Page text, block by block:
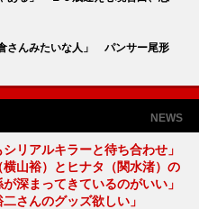
さんみたいな人」 パンサー尾形
NEWS
シリアルキラーと待ち合わせ」
横山裕）とヒナタ（関水渚）の
深まってきているのがいい」
二さんのグッズ欲しい」